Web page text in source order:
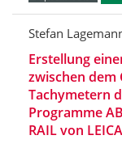
Stefan
Erstellung
zwischen dem
Tachymetern
Programme
RAIL von LEICA